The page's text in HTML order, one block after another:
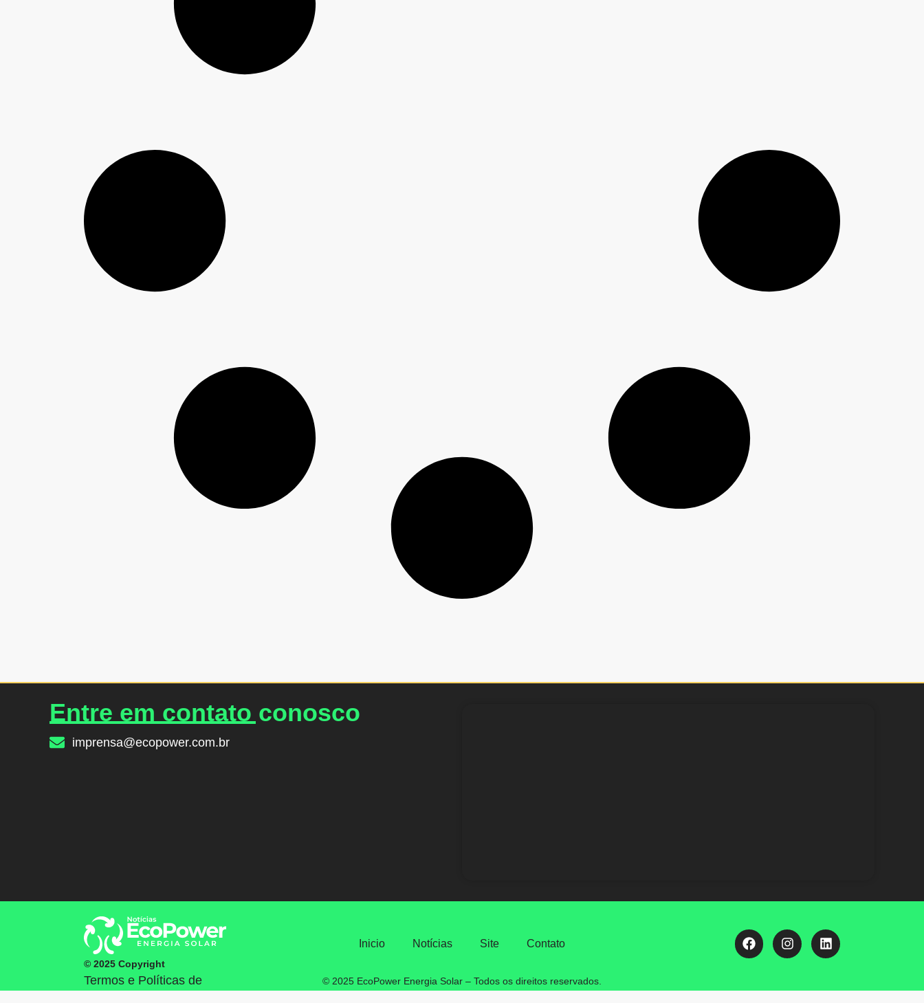
Entre em contato conosco
imprensa@ecopower.com.br
© 2025 Copyright
Inicio Notícias Site Contato
Termos e Políticas de
© 2025 EcoPower Energia Solar – Todos os direitos reservados.